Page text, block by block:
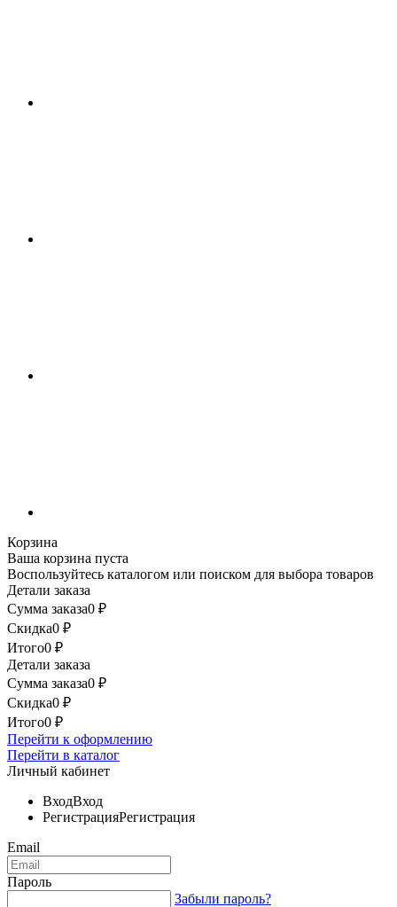
Корзина
Ваша корзина пуста
Воспользуйтесь каталогом или поиском для выбора товаров
Детали заказа
Сумма заказа0 ₽
Скидка0 ₽
Итого0 ₽
Детали заказа
Сумма заказа0 ₽
Скидка0 ₽
Итого0 ₽
Перейти к оформлению
Перейти в каталог
Личный кабинет
ВходВход
РегистрацияРегистрация
Email
Пароль
Забыли пароль?